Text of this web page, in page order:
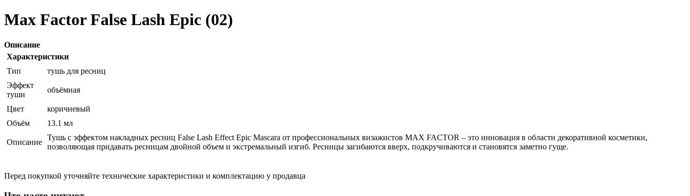
Max Factor False Lash Epic (02)
Описание
Характеристики
Тип
тушь для ресниц
Эффект
туши
объёмная
Цвет
коричневый
Объём
13.1 мл
Описание
Тушь с эффектом накладных ресниц False Lash Effect Epic Mascara от профессиональных визажистов MAX FACTOR – это инновация в области декоративной косметики,
позволяющая придавать ресницам двойной объем и экстремальный изгиб. Ресницы загибаются вверх, подкручиваются и становятся заметно гуще.
Перед покупкой уточняйте технические характеристики и комплектацию у продавца